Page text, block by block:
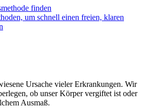
finden
um schnell einen freien, klaren
Ursache vieler Erkrankungen. Wir
ob unser Körper vergiftet ist oder
Ausmaß.